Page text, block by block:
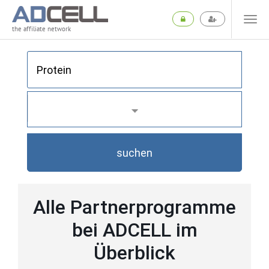
the affiliate network
suchen
Alle Partnerprogramme
bei ADCELL im
Überblick